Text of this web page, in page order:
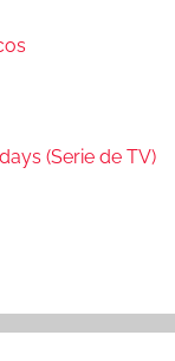
(Serie de TV)